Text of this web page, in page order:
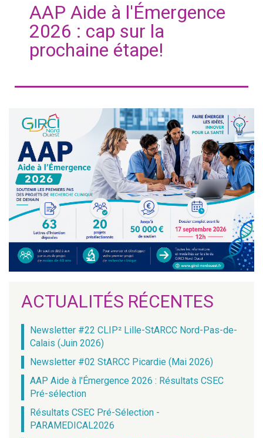
AAP Aide à l'Émergence
2026 : cap sur la
prochaine étape!
ACTUALITÉS RÉCENTES
Newsletter #22 CLIP² Lille-StARCC Nord-Pas-de-
Calais (Juin 2026)
Newsletter #02 StARCC Picardie (Mai 2026)
AAP Aide à l'Émergence 2026 : Résultats CSEC
Pré-sélection
Résultats CSEC Pré-Sélection -
PARAMEDICAL2026